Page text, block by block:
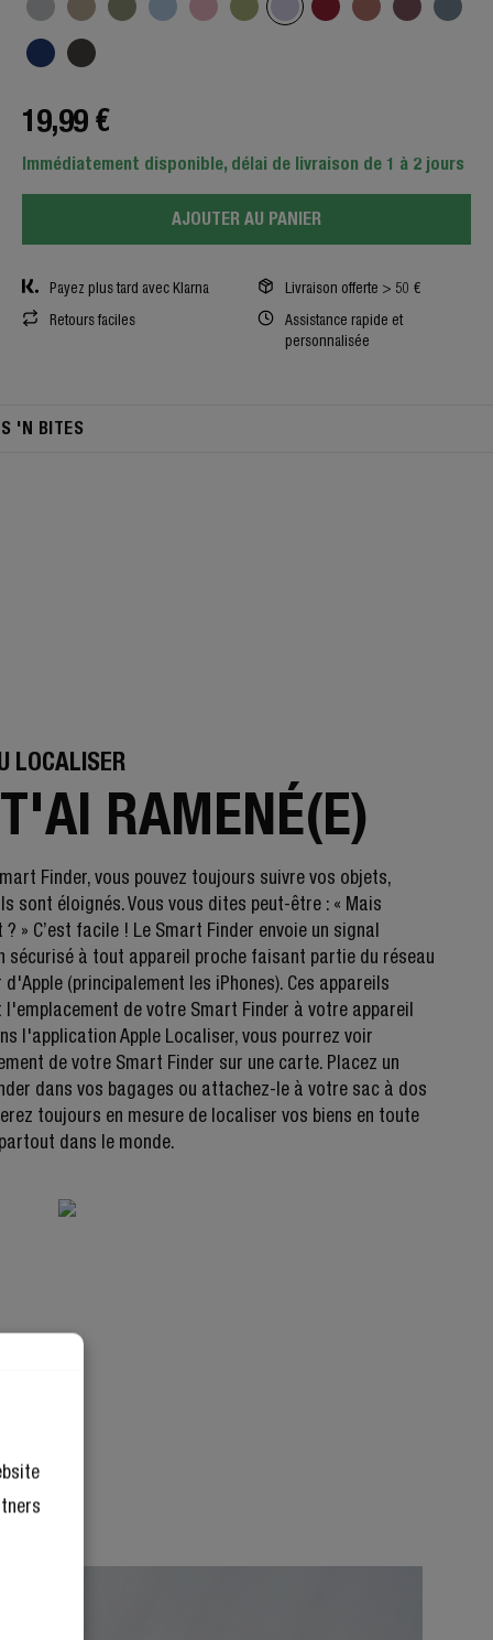
19,99 €
Immédiatement disponible, délai de livraison de 1 à 2 jours
AJOUTER AU PANIER
Payez plus tard avec Klarna
Livraison offerte > 50 €
Retours faciles
Assistance rapide et
personnalisée
'N BITES
LOCALISER
RAMENÉ(E)
Finder, vous pouvez toujours suivre vos objets,
sont éloignés. Vous vous dites peut-être : « Mais
» C’est facile ! Le Smart Finder envoie un signal
sécurisé à tout appareil proche faisant partie du réseau
(principalement les iPhones). Ces appareils
l'emplacement de votre Smart Finder à votre appareil
l'application Apple Localiser, vous pourrez voir
de votre Smart Finder sur une carte. Placez un
dans vos bagages ou attachez-le à votre sac à dos
toujours en mesure de localiser vos biens en toute
dans le monde.